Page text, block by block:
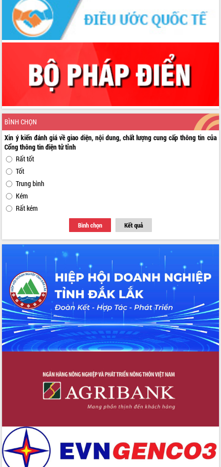
BÌNH CHỌN
Xin ý kiến đánh giá về giao diện, nội dung, chất lượng cung cấp thông tin của
Cổng thông tin điện tử tỉnh
Rất tốt
Tốt
Trung bình
Kém
Rất kém
Bình chọn Kết quả